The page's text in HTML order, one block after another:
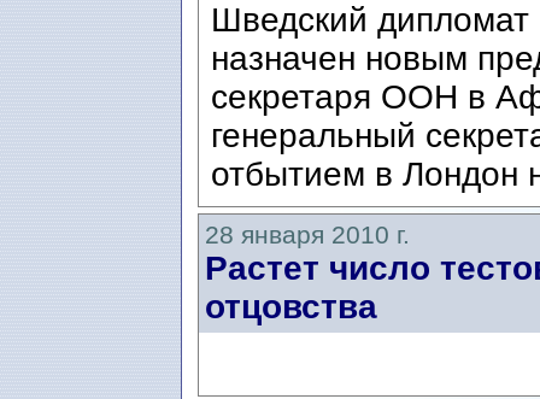
Шведский
назначен новым
секретаря ООН в
генеральный
отбытием в Лондон
28 января 2010 г.
Растет число
отцовства